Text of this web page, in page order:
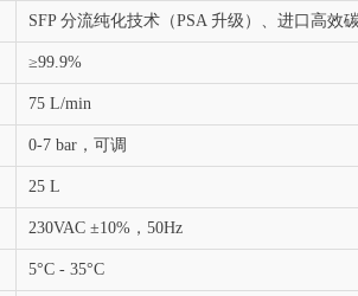
SFP 分流纯化技术（PSA 升级）、进口高效
≥99.9%
75 L/min
0-7 bar，可调
25 L
230VAC ±10%，50Hz
5°C - 35°C